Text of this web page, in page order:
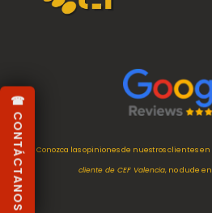
Conozca las opiniones de nuestros clientes en
cliente de CEF Valencia, no dude en
☎ CONTÁCTANOS